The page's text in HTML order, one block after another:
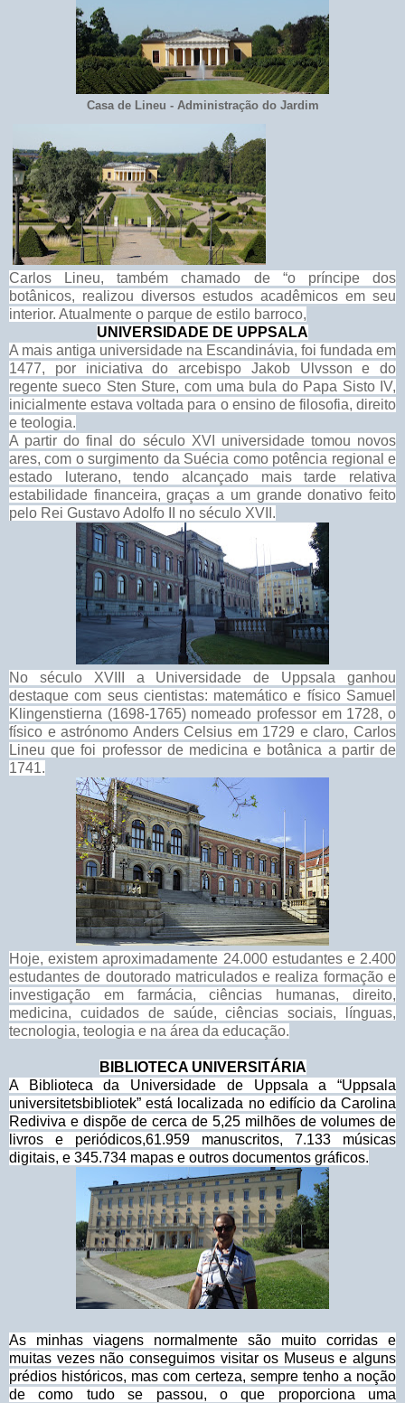
Casa de Lineu - Administração do Jardim
Carlos Lineu, também chamado de “o príncipe dos
botânicos, realizou diversos estudos acadêmicos em seu
interior. Atualmente o parque de estilo barroco,
UNIVERSIDADE DE UPPSALA
A mais antiga universidade na Escandinávia, foi fundada em
1477, por iniciativa do arcebispo Jakob Ulvsson e do
regente sueco Sten Sture, com uma bula do Papa Sisto IV,
inicialmente estava voltada para o ensino de filosofia, direito
e teologia.
A partir do final do século XVI universidade tomou novos
ares, com o surgimento da Suécia como potência regional e
estado luterano, tendo alcançado mais tarde relativa
estabilidade financeira, graças a um grande donativo feito
pelo Rei Gustavo Adolfo II no século XVII.
No século XVIII a Universidade de Uppsala ganhou
destaque com seus cientistas: matemático e físico Samuel
Klingenstierna (1698-1765) nomeado professor em 1728, o
físico e astrónomo Anders Celsius em 1729 e claro, Carlos
Lineu que foi professor de medicina e botânica a partir de
1741.
Hoje, existem aproximadamente 24.000 estudantes e 2.400
estudantes de doutorado matriculados e realiza formação e
investigação em farmácia, ciências humanas, direito,
medicina, cuidados de saúde, ciências sociais, línguas,
tecnologia, teologia e na área da educação.
BIBLIOTECA UNIVERSITÁRIA
A Biblioteca da Universidade de Uppsala a “Uppsala
universitetsbibliotek” está localizada no edifício da Carolina
Rediviva e dispõe de cerca de 5,25 milhões de volumes de
livros e periódicos,61.959 manuscritos, 7.133 músicas
digitais, e 345.734 mapas e outros documentos gráficos.
As minhas viagens normalmente são muito corridas e
muitas vezes não conseguimos visitar os Museus e alguns
prédios históricos, mas com certeza, sempre tenho a noção
de como tudo se passou, o que proporciona uma